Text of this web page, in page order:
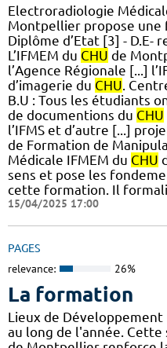
Electroradiologie
Montpellier propose une
Diplôme d’Etat [3] - D.E-
L’IFMEM du CHU de
l’Agence Régionale [...]
d’imagerie du CHU .
B.U : Tous les étudiants
de documentions du CHU
l’IFMS et d’autre [...]
de Formation de
Médicale IFMEM du CHU
sens et pose les
cette formation. Il
15/04/2025 17:00
PAGES
relevance: 26%
La formation
Lieux de
au long de l'année. Cette